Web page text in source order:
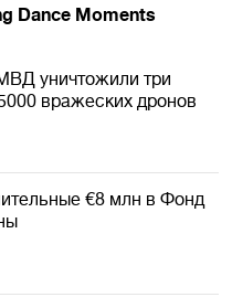
уничтожили три
вражеских дронов
€8 млн в Фонд